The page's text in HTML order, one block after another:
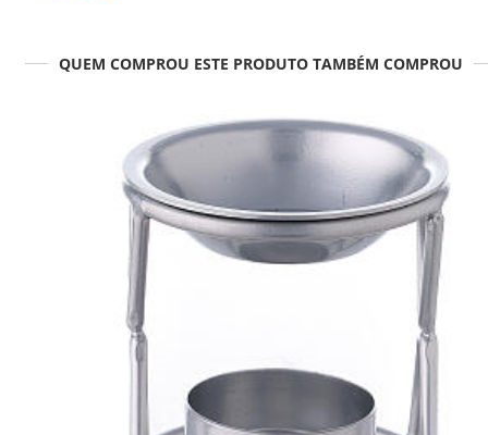
QUEM COMPROU ESTE PRODUTO TAMBÉM COMPROU